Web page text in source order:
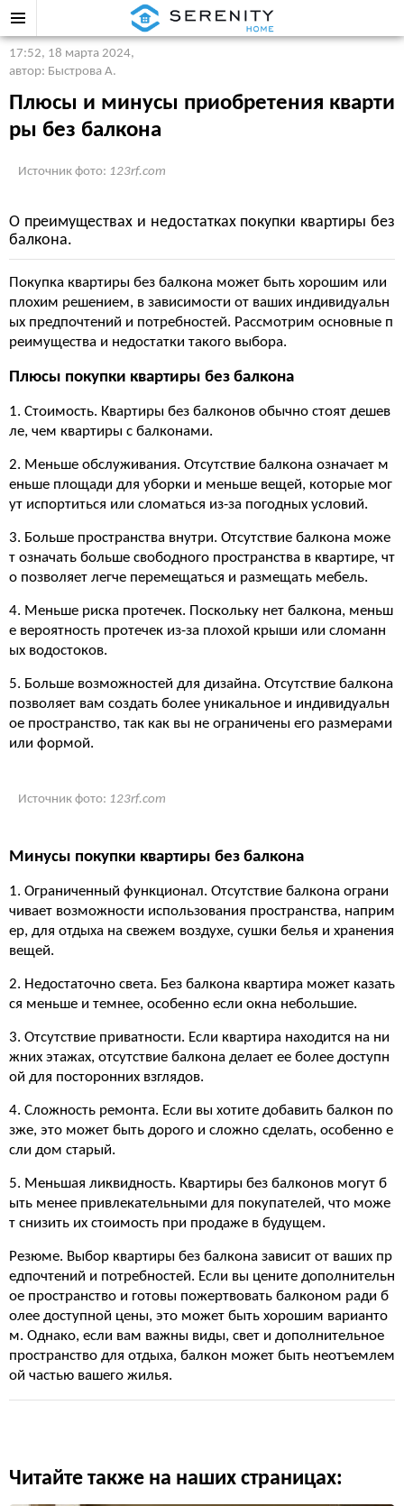
17:52, 18 марта 2024,
автор: Быстрова А.
Плюсы и минусы приобретения кварти
ры без балкона
Источник фото: 123rf.com
О преимуществах и недостатках покупки квартиры без
балкона.
Покупка квартиры без балкона может быть хорошим или
плохим решением, в зависимости от ваших индивидуальн
ых предпочтений и потребностей. Рассмотрим основные п
реимущества и недостатки такого выбора.
Плюсы покупки квартиры без балкона
1. Стоимость. Квартиры без балконов обычно стоят дешев
ле, чем квартиры с балконами.
2. Меньше обслуживания. Отсутствие балкона означает м
еньше площади для уборки и меньше вещей, которые мог
ут испортиться или сломаться из-за погодных условий.
3. Больше пространства внутри. Отсутствие балкона може
т означать больше свободного пространства в квартире, чт
о позволяет легче перемещаться и размещать мебель.
4. Меньше риска протечек. Поскольку нет балкона, меньш
е вероятность протечек из-за плохой крыши или сломанн
ых водостоков.
5. Больше возможностей для дизайна. Отсутствие балкона
позволяет вам создать более уникальное и индивидуальн
ое пространство, так как вы не ограничены его размерами
или формой.
Источник фото: 123rf.com
Минусы покупки квартиры без балкона
1. Ограниченный функционал. Отсутствие балкона ограни
чивает возможности использования пространства, наприм
ер, для отдыха на свежем воздухе, сушки белья и хранения
вещей.
2. Недостаточно света. Без балкона квартира может казать
ся меньше и темнее, особенно если окна небольшие.
3. Отсутствие приватности. Если квартира находится на ни
жних этажах, отсутствие балкона делает ее более доступн
ой для посторонних взглядов.
4. Сложность ремонта. Если вы хотите добавить балкон по
зже, это может быть дорого и сложно сделать, особенно е
сли дом старый.
5. Меньшая ликвидность. Квартиры без балконов могут б
ыть менее привлекательными для покупателей, что може
т снизить их стоимость при продаже в будущем.
Резюме. Выбор квартиры без балкона зависит от ваших пр
едпочтений и потребностей. Если вы цените дополнительн
ое пространство и готовы пожертвовать балконом ради б
олее доступной цены, это может быть хорошим варианто
м. Однако, если вам важны виды, свет и дополнительное
пространство для отдыха, балкон может быть неотъемлем
ой частью вашего жилья.
Читайте также на наших страницах: